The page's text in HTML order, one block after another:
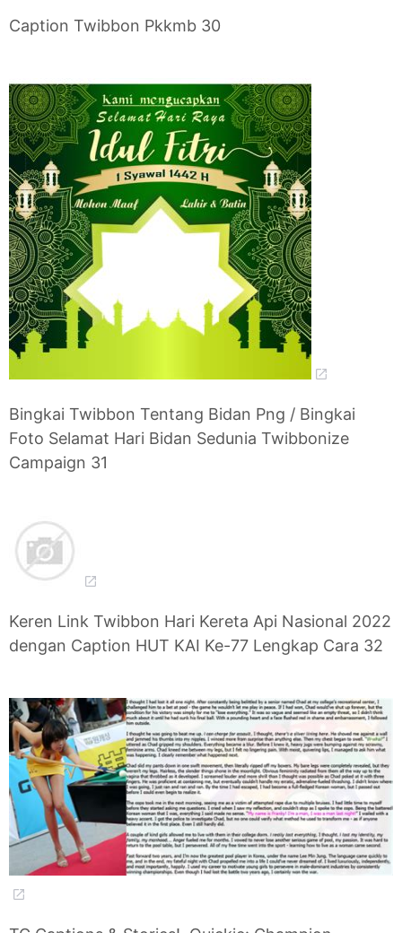
Caption Twibbon Pkkmb 30
Bingkai Twibbon Tentang Bidan Png / Bingkai
Foto Selamat Hari Bidan Sedunia Twibbonize
Campaign 31
Keren Link Twibbon Hari Kereta Api Nasional 2022
dengan Caption HUT KAI Ke-77 Lengkap Cara 32